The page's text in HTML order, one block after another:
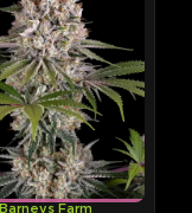
Barneys Farm